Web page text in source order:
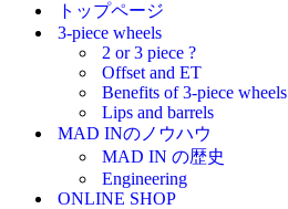
物
トップページ
3-piece wheels
2 or 3 piece ?
Offset and ET
Benefits of 3-piece wheels
Lips and barrels
MAD INのノウハウ
MAD IN の歴史
Engineering
ONLINE SHOP